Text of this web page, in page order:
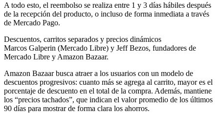
A todo esto, el reembolso se realiza entre 1 y 3 días hábiles después
de la recepción del producto, o incluso de forma inmediata a través
de Mercado Pago.
Descuentos, carritos separados y precios dinámicos
Marcos Galperin (Mercado Libre) y Jeff Bezos, fundadores de
Mercado Libre y Amazon Bazaar.
Amazon Bazaar busca atraer a los usuarios con un modelo de
descuentos progresivos: cuanto más se agrega al carrito, mayor es el
porcentaje de descuento en el total de la compra. Además, mantiene
los “precios tachados”, que indican el valor promedio de los últimos
90 días para mostrar de forma clara los ahorros.